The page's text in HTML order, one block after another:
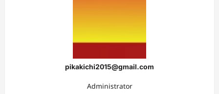
pikakichi2015@gmail.com
Administrator